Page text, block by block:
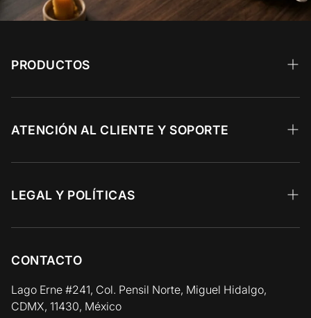
PRODUCTOS
Wagyu
Calidad Prime
Vinos y Gourmet
ATENCIÓN AL CLIENTE Y SOPORTE
Recetas 🥩
Preguntas Frecuentes
LEGAL Y POLÍTICAS
Aviso de Privacidad
Términos y Condiciones
Política de Reembolso y Devolución
Política de Cadena de Frío / Envíos
CONTACTO
Lago Erne #241, Col. Pensil Norte, Miguel Hidalgo,
CDMX, 11430, México